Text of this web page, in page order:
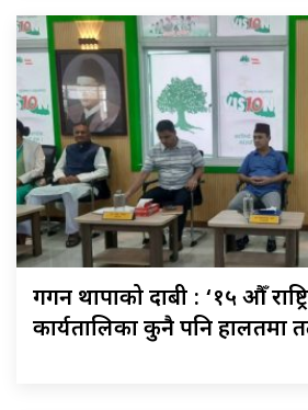
गगन थापाको दाबी : ‘१५ औँ
कार्यतालिका कुनै पनि हालतमा